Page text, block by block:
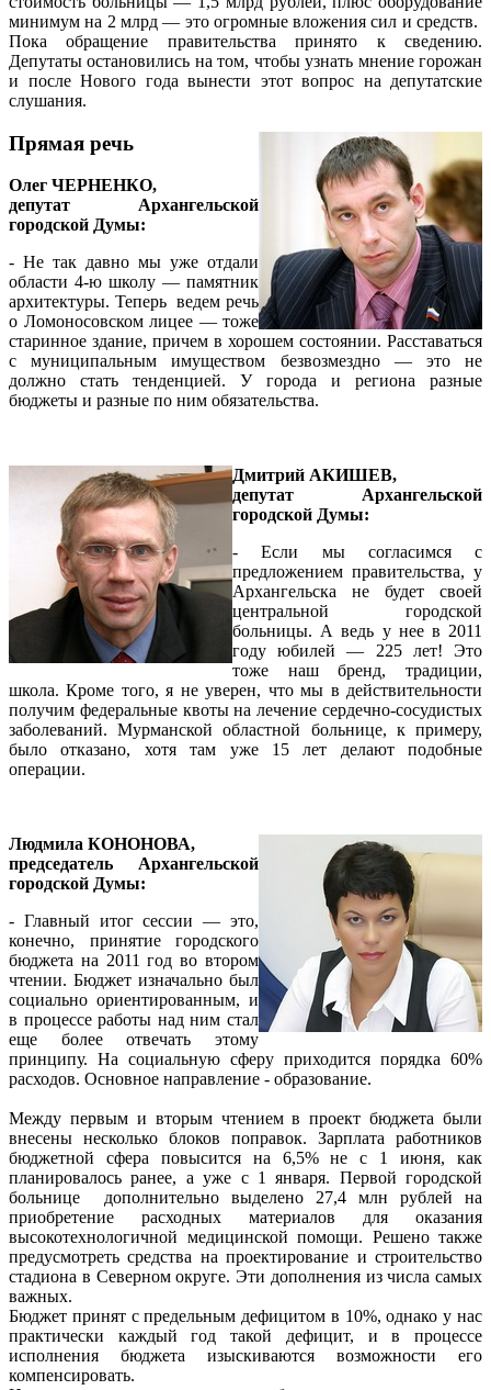
минимум на 2 млрд — это огромные вложения сил и средств.
Пока обращение правительства принято к сведению.
Депутаты остановились на том, чтобы узнать мнение горожан
и после Нового года вынести этот вопрос на депутатские
слушания.
Прямая речь
Олег ЧЕРНЕНКО,
депутат Архангельской
городской Думы:
- Не так давно мы уже отдали
области 4-ю школу — памятник
архитектуры. Теперь ведем речь
о Ломоносовском лицее — тоже
старинное здание, причем в хорошем состоянии. Расставаться
с муниципальным имуществом безвозмездно — это не
должно стать тенденцией. У города и региона разные
бюджеты и разные по ним обязательства.
Дмитрий АКИШЕВ,
депутат Архангельской
городской Думы:
- Если мы согласимся с
предложением правительства, у
Архангельска не будет своей
центральной городской
больницы. А ведь у нее в 2011
году юбилей — 225 лет! Это
тоже наш бренд, традиции,
школа. Кроме того, я не уверен, что мы в действительности
получим федеральные квоты на лечение сердечно-сосудистых
заболеваний. Мурманской областной больнице, к примеру,
было отказано, хотя там уже 15 лет делают подобные
операции.
Людмила КОНОНОВА,
председатель Архангельской
городской Думы:
- Главный итог сессии — это,
конечно, принятие городского
бюджета на 2011 год во втором
чтении. Бюджет изначально был
социально ориентированным, и
в процессе работы над ним стал
еще более отвечать этому
принципу. На социальную сферу приходится порядка 60%
расходов. Основное направление - образование.
Между первым и вторым чтением в проект бюджета были
внесены несколько блоков поправок. Зарплата работников
бюджетной сфера повысится на 6,5% не с 1 июня, как
планировалось ранее, а уже с 1 января. Первой городской
больнице дополнительно выделено 27,4 млн рублей на
приобретение расходных материалов для оказания
высокотехнологичной медицинской помощи. Решено также
предусмотреть средства на проектирование и строительство
стадиона в Северном округе. Эти дополнения из числа самых
важных.
Бюджет принят с предельным дефицитом в 10%, однако у нас
практически каждый год такой дефицит, и в процессе
исполнения бюджета изыскиваются возможности его
компенсировать.